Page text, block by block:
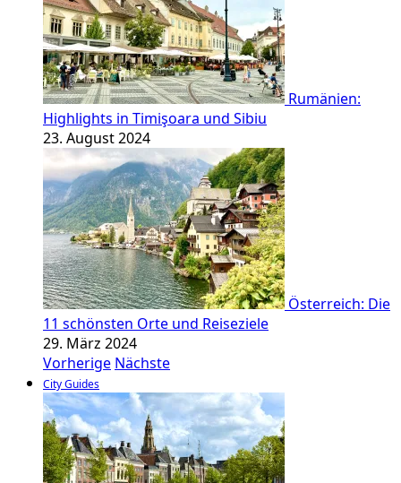
Rumänien:
Highlights in Timişoara und Sibiu
23. August 2024
Österreich: Die
11 schönsten Orte und Reiseziele
29. März 2024
Vorherige Nächste
City Guides